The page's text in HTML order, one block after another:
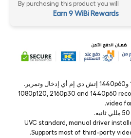
By purchasing this product you will
Earn 9 WiBi Rewards
1080p120, 2160p30 and 1440p60
video
UVC standard, manual driver
Supports most of third-party